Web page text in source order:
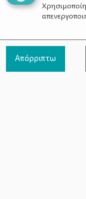
800-
Απόρριπτω